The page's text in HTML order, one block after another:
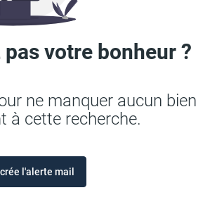
votre bonheur ?
ne manquer aucun bien
à cette recherche.
l'alerte mail